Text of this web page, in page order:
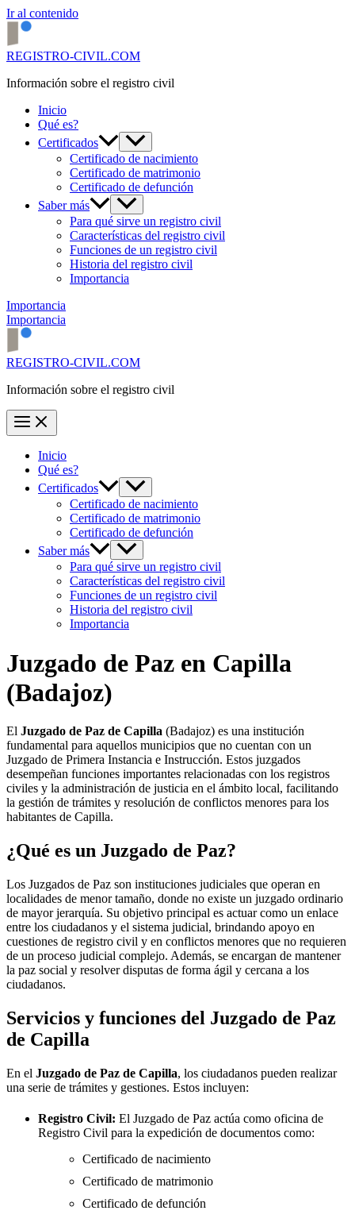
Ir al contenido
REGISTRO-CIVIL.COM
Información sobre el registro civil
Inicio
Qué es?
Certificados
Certificado de nacimiento
Certificado de matrimonio
Certificado de defunción
Saber más
Para qué sirve un registro civil
Características del registro civil
Funciones de un registro civil
Historia del registro civil
Importancia
Importancia
Importancia
REGISTRO-CIVIL.COM
Información sobre el registro civil
Inicio
Qué es?
Certificados
Certificado de nacimiento
Certificado de matrimonio
Certificado de defunción
Saber más
Para qué sirve un registro civil
Características del registro civil
Funciones de un registro civil
Historia del registro civil
Importancia
Juzgado de Paz en Capilla
(Badajoz)
El Juzgado de Paz de Capilla (Badajoz) es una institución
fundamental para aquellos municipios que no cuentan con un
Juzgado de Primera Instancia e Instrucción. Estos juzgados
desempeñan funciones importantes relacionadas con los registros
civiles y la administración de justicia en el ámbito local, facilitando
la gestión de trámites y resolución de conflictos menores para los
habitantes de Capilla.
¿Qué es un Juzgado de Paz?
Los Juzgados de Paz son instituciones judiciales que operan en
localidades de menor tamaño, donde no existe un juzgado ordinario
de mayor jerarquía. Su objetivo principal es actuar como un enlace
entre los ciudadanos y el sistema judicial, brindando apoyo en
cuestiones de registro civil y en conflictos menores que no requieren
de un proceso judicial complejo. Además, se encargan de mantener
la paz social y resolver disputas de forma ágil y cercana a los
ciudadanos.
Servicios y funciones del Juzgado de Paz
de Capilla
En el Juzgado de Paz de Capilla, los ciudadanos pueden realizar
una serie de trámites y gestiones. Estos incluyen:
Registro Civil: El Juzgado de Paz actúa como oficina de
Registro Civil para la expedición de documentos como:
Certificado de nacimiento
Certificado de matrimonio
Certificado de defunción